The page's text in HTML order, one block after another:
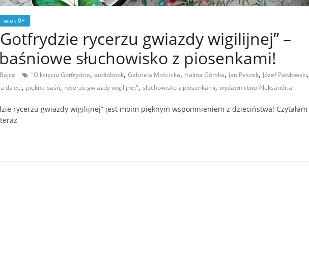
wiek 9+
rycerzu gwiazdy wigilijnej” –
słuchowisko z piosenkami!
"O księciu Gotfrydzie, audiobook, Gabriela Mościcka, Halina Górska, Jan Peszek, Józef Pawłowski,
dzieci, piękna baśń, rycerzu gwiazdy wigilijnej", słuchowisko z piosenkami, wydawnictwo Aleksandria
rycerzu gwiazdy wigilijnej” jest moim pięknym wspomnieniem z dzieciństwa! Czytałam